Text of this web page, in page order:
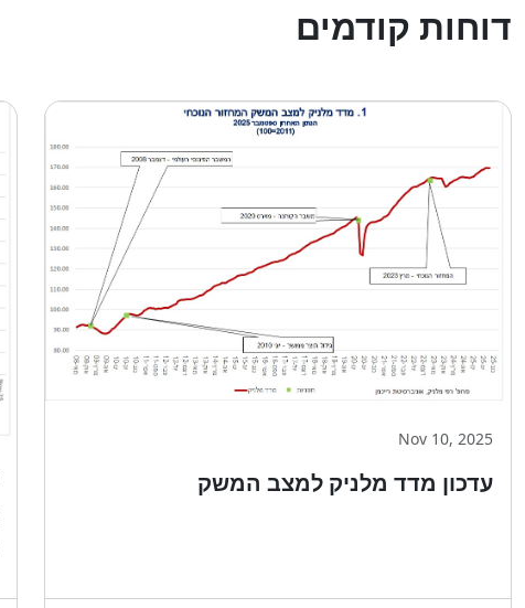
דוחות קודמים
Nov 10, 2025
עדכון מדד מלניק למצב המשק